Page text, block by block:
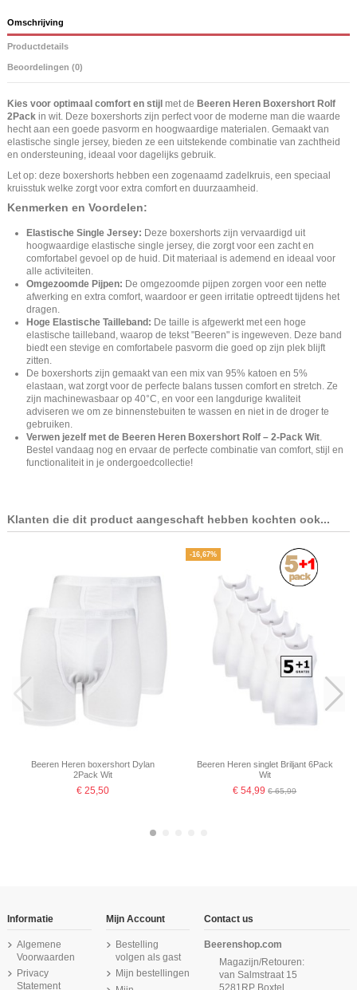
Omschrijving
Productdetails
Beoordelingen (0)
Kies voor optimaal comfort en stijl met de Beeren Heren Boxershort Rolf
2Pack in wit. Deze boxershorts zijn perfect voor de moderne man die waarde
hecht aan een goede pasvorm en hoogwaardige materialen. Gemaakt van
elastische single jersey, bieden ze een uitstekende combinatie van zachtheid
en ondersteuning, ideaal voor dagelijks gebruik.
Let op: deze boxershorts hebben een zogenaamd zadelkruis, een speciaal
kruisstuk welke zorgt voor extra comfort en duurzaamheid.
Kenmerken en Voordelen:
Elastische Single Jersey: Deze boxershorts zijn vervaardigd uit
hoogwaardige elastische single jersey, die zorgt voor een zacht en
comfortabel gevoel op de huid. Dit materiaal is ademend en ideaal voor
alle activiteiten.
Omgezoomde Pijpen: De omgezoomde pijpen zorgen voor een nette
afwerking en extra comfort, waardoor er geen irritatie optreedt tijdens het
dragen.
Hoge Elastische Tailleband: De taille is afgewerkt met een hoge
elastische tailleband, waarop de tekst "Beeren" is ingeweven. Deze band
biedt een stevige en comfortabele pasvorm die goed op zijn plek blijft
zitten.
De boxershorts zijn gemaakt van een mix van 95% katoen en 5%
elastaan, wat zorgt voor de perfecte balans tussen comfort en stretch. Ze
zijn machinewasbaar op 40°C, en voor een langdurige kwaliteit
adviseren we om ze binnenstebuiten te wassen en niet in de droger te
gebruiken.
Verwen jezelf met de Beeren Heren Boxershort Rolf – 2-Pack Wit.
Bestel vandaag nog en ervaar de perfecte combinatie van comfort, stijl en
functionaliteit in je ondergoedcollectie!
Klanten die dit product aangeschaft hebben kochten ook...
Beeren Heren boxershort Dylan
2Pack Wit
€ 25,50
-16,67%
Beeren Heren singlet Briljant 6Pack
Wit
€ 54,99€ 65,99
Informatie
Algemene
Voorwaarden
Privacy
Statement
Mijn Account
Bestelling
volgen als gast
Mijn bestellingen
Contact us
Beerenshop.com
Magazijn/Retouren:
van Salmstraat 15
5281RP Boxtel